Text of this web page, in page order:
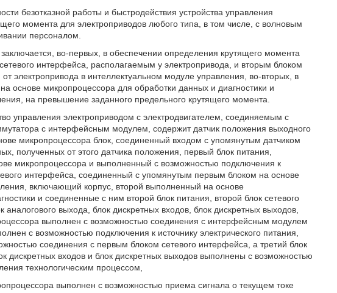
безотказной работы и быстродействия устройства управления
момента для электроприводов любого типа, в том числе, с волновым
персоналом.
во-первых, в обеспечении определения крутящего момента
интерфейса, располагаемым у электропривода, и вторым блоком
электропривода в интеллектуальном модуле управления, во-вторых, в
основе микропроцессора для обработки данных и диагностики и
на превышение заданного предельного крутящего момента.
управления электроприводом с электродвигателем, соединяемым с
с интерфейсным модулем, содержит датчик положения выходного
микропроцессора блок, соединенный входом с упомянутым датчиком
полученных от этого датчика положения, первый блок питания,
микропроцессора и выполненный с возможностью подключения к
интерфейса, соединенный с упомянутым первым блоком на основе
включающий корпус, второй выполненный на основе
и соединенные с ним второй блок питания, второй блок сетевого
выхода, блок дискретных входов, блок дискретных выходов,
выполнен с возможностью соединения с интерфейсным модулем
с возможностью подключения к источнику электрического питания,
соединения с первым блоком сетевого интерфейса, а третий блок
дискретных входов и блок дискретных выходов выполнены с возможностью
технологическим процессом,
выполнен с возможностью приема сигнала о текущем токе